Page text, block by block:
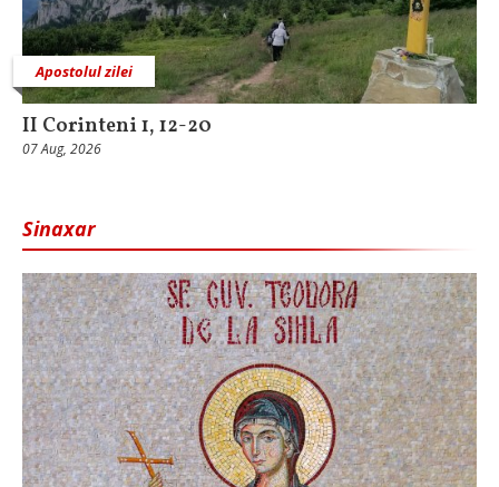
Apostolul zilei
II Corinteni 1, 12-20
07 Aug, 2026
Sinaxar